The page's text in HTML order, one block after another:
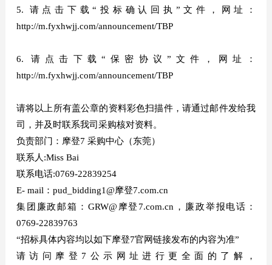
5. 请点击下载“投标确认回执”文件，网址：
http://m.fyxhwjj.com/announcement/TBP
6. 请点击下载“保密协议”文件，网址：
http://m.fyxhwjj.com/announcement/TBP
请将以上所有盖公章的资料彩色扫描件，请通过邮件发给我
司，并及时联系我司采购核对资料。
负责部门：摩登7 采购中心（东莞）
联系人:Miss Bai
联系电话:0769-22839254
E- mail：pud_bidding1@摩登7.com.cn
集团廉政邮箱：GRW@摩登7.com.cn，廉政举报电话：
0769-22839763
“招标具体内容均以如下摩登7官网链接发布的内容为准”
请访问摩登7公示网址进行更全面的了解，